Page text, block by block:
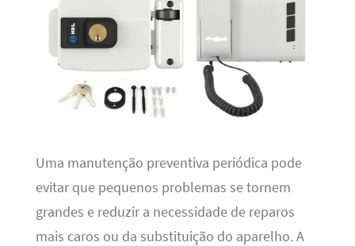
Uma manutenção preventiva periódica pode
evitar que pequenos problemas se tornem
grandes e reduzir a necessidade de reparos
mais caros ou da substituição do aparelho. A